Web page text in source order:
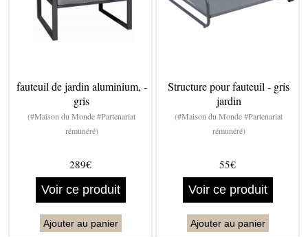
fauteuil de jardin aluminium, -
gris
(#Maison du Monde #Partenariat
rémunéré)
289€
Voir ce produit
Ajouter au panier
Structure pour fauteuil - gris
jardin
(#Maison du Monde #Partenariat
rémunéré)
55€
Voir ce produit
Ajouter au panier